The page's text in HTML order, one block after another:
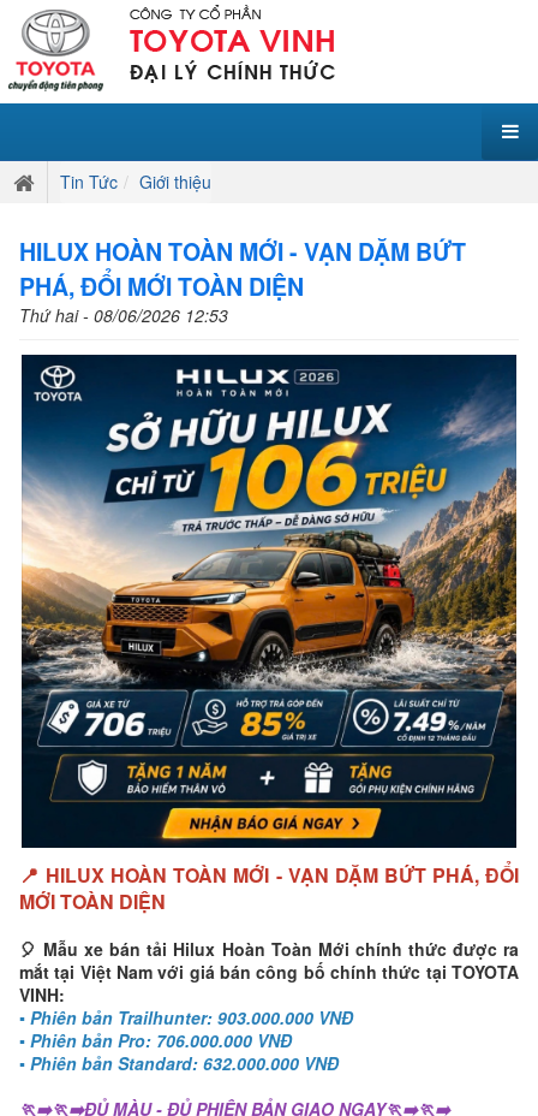
Tin Tức Giới thiệu
HILUX HOÀN TOÀN MỚI - VẠN DẶM BỨT
PHÁ, ĐỔI MỚI TOÀN DIỆN
Thứ hai - 08/06/2026 12:53
📍 HILUX HOÀN TOÀN MỚI - VẠN DẶM BỨT PHÁ, ĐỔI
MỚI TOÀN DIỆN
🎈 Mẫu xe bán tải Hilux Hoàn Toàn Mới chính thức được ra
mắt tại Việt Nam với giá bán công bố chính thức tại TOYOTA
VINH:
▪️ Phiên bản Trailhunter: 903.000.000 VNĐ
▪️ Phiên bản Pro: 706.000.000 VNĐ
▪️ Phiên bản Standard: 632.000.000 VNĐ
🏃‍➡️🏃‍➡️ĐỦ MÀU - ĐỦ PHIÊN BẢN GIAO NGAY🏃‍➡️🏃‍➡️